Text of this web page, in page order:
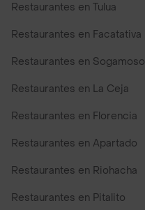
Restaurantes en Tulua
Restaurantes en Facatativa
Restaurantes en Sogamoso
Restaurantes en La Ceja
Restaurantes en Florencia
Restaurantes en Apartado
Restaurantes en Riohacha
Restaurantes en Pitalito